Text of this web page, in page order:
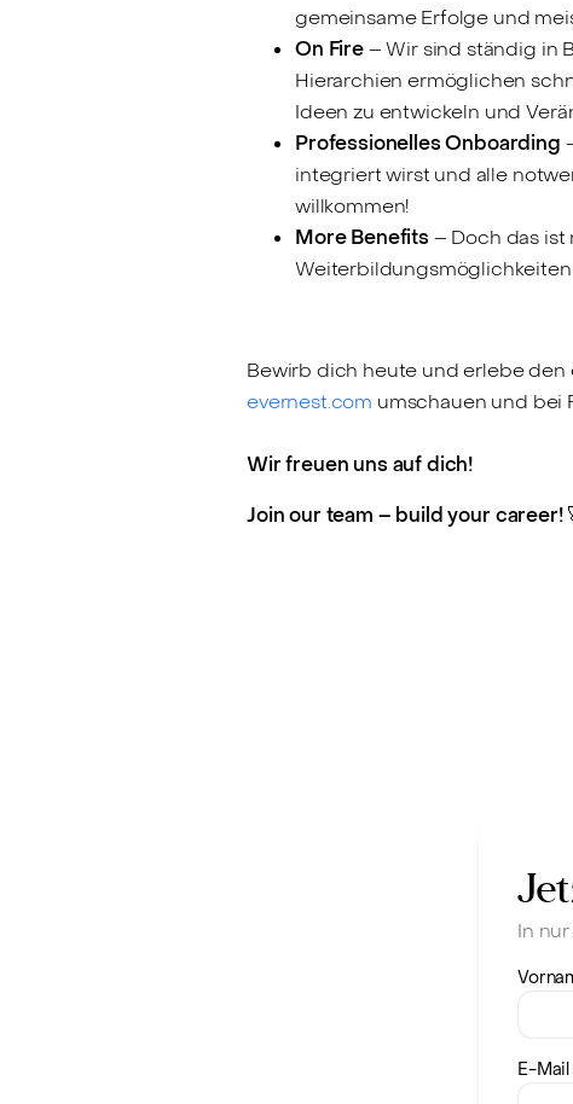
gemeinsame Erfolge und
On Fire– Wir sind ständig in
Hierarchien ermöglichen
Ideen zu entwickeln und
Professionelles Onboarding
integriert wirst und alle
willkommen!
More Benefits – Doch das ist
Weiterbildungsmöglichkeiten
Bewirb dich heute und erlebe
evernest.com umschauen und bei
Wir freuen uns auf dich!
Join our team – build your career!
In
E-